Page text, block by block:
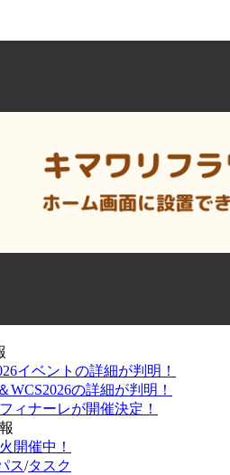
イベントの詳細が判明！
WCS2026の詳細が判明！
ィナーレが開催決定！
開催中！
ス/タスク